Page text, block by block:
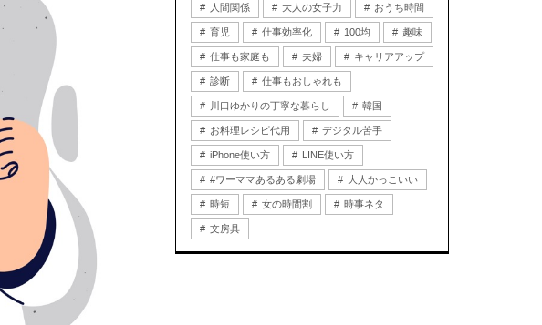
人間関係 大人の女子力 おうち時間
育児 仕事効率化 100均 趣味
仕事も家庭も 夫婦 キャリアアップ
診断 仕事もおしゃれも
川口ゆかりの丁寧な暮らし 韓国
お料理レシピ代用 デジタル苦手
iPhone使い方 LINE使い方
#ワーママあるある劇場 大人かっこいい
時短 女の時間割 時事ネタ
文房具